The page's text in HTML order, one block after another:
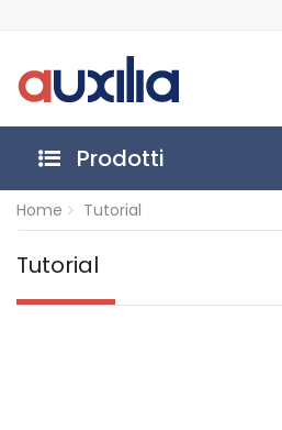
Prodotti
Home Tutorial
Tutorial